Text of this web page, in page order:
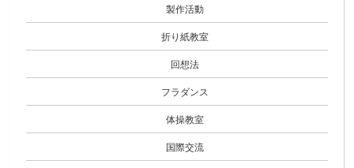
製作活動
折り紙教室
回想法
フラダンス
体操教室
国際交流